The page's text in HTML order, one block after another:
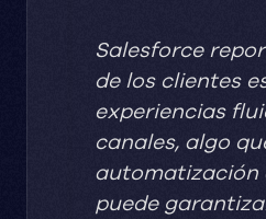
Salesforce
de los clientes
experiencias
canales, algo
automatización
puede